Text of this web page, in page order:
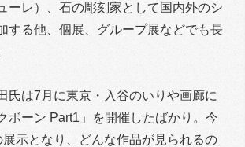
ーレ）、石の彫刻家として国内外のシ
する他、個展、グループ展などでも長
氏は7月に東京・入谷のいりや画廊に
ボーン Part1」を開催したばかり。今
示となり、どんな作品が見られるの